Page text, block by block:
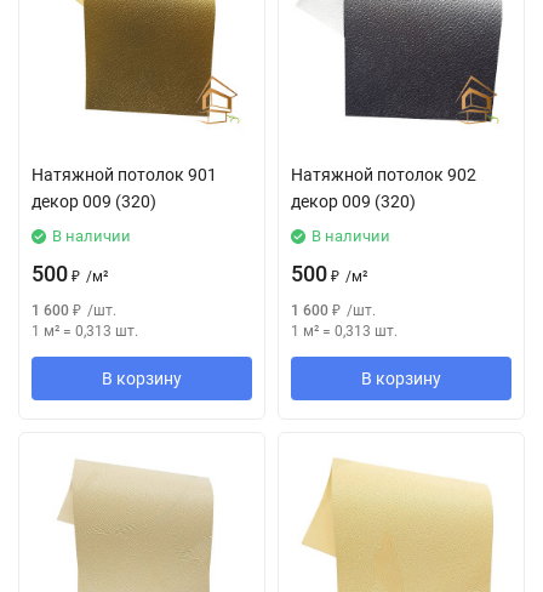
Натяжной потолок 901
декор 009 (320)
В наличии
500 ₽ /м²
1 600 ₽ /шт.
1 м² = 0,313 шт.
В корзину
Натяжной потолок 902
декор 009 (320)
В наличии
500 ₽ /м²
1 600 ₽ /шт.
1 м² = 0,313 шт.
В корзину